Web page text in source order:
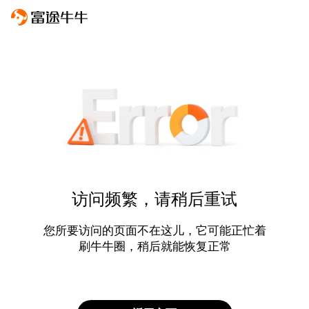
访问频繁，请稍后重试
您所要访问的页面不在这儿，它可能正忙着
刷牛牛圈，稍后就能恢复正常